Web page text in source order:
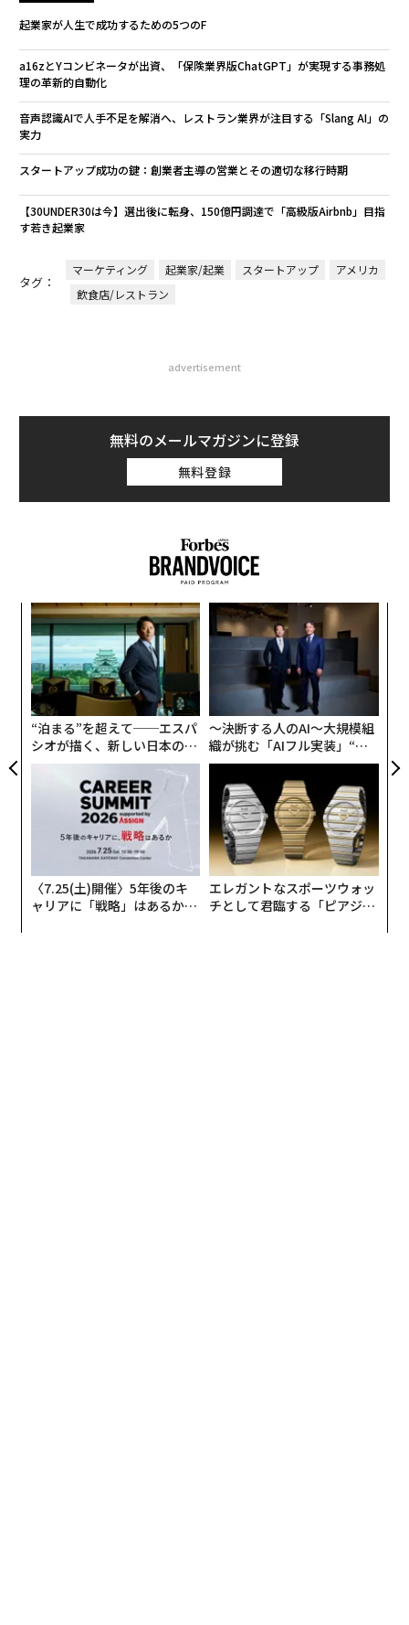
起業家が人生で成功するための5つのF
a16zとYコンビネータが出資、「保険業界版ChatGPT」が実現する事務処
理の革新的自動化
音声認識AIで人手不足を解消へ、​​レストラン業界が注目する「Slang AI」の
実力
スタートアップ成功の鍵：創業者主導の営業とその適切な移行時期
【30UNDER30は今】選出後に転身、150億円調達で「高級版Airbnb」目指
す若き起業家
タグ：
マーケティング 起業家/起業 スタートアップ
アメリカ
飲食店/レストラン
advertisement
無料のメールマガジンに登録
無料登録
“泊まる”を超えて──エスパ
シオが描く、新しい日本のラ
グジュアリー（前編）
〜決断する人のAI〜大規模組
織が挑む「AIフル実装」“使
う”企業から“動く”企業へ【N
TTドコモビジネス×PwC】
〈7.25(土)開催〉5年後のキ
ャリアに「戦略」はあるか。
エレガントなスポーツウォッ
チとして君臨する「ピアジ